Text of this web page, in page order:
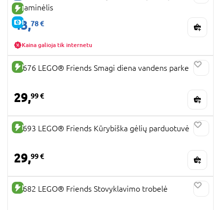
pramogų vandens parkas. Bet kuris LEGO Friends
smagiai imasi ir berniukai, tad nedvejokite ir
rinkitės internetinėje Žaislų Planetos
parduotuvėje. Aišku, turbūt jau galvojate, kad
vieno rinkinio bus negana. Jei taip nutiks, tuomet
kviečiame sekti mūsų naujienas ir jus pradžiugins
šiems rinkiniams ir džiugina tėvelius sumažinta
NAUJA PREKĖ
E-KAINA
lagaminėlis
43,78 €
Kaina galioja tik internetu
NAUJA PREKĖ
42676 LEGO® Friends Smagi diena vandens parke
29,99 €
NAUJA PREKĖ
42693 LEGO® Friends Kūrybiška gėlių parduotuvė
29,99 €
NAUJA PREKĖ
42682 LEGO® Friends Stovyklavimo trobelė